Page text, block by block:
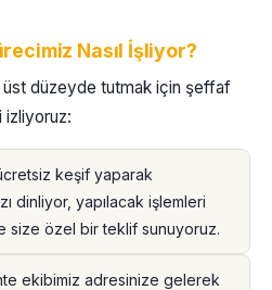
Nasıl İşliyor?
düzeyde tutmak için şeffaf
izliyoruz:
keşif yaparak
dinliyor, yapılacak işlemleri
size özel bir teklif sunuyoruz.
ekibimiz adresinize gelerek